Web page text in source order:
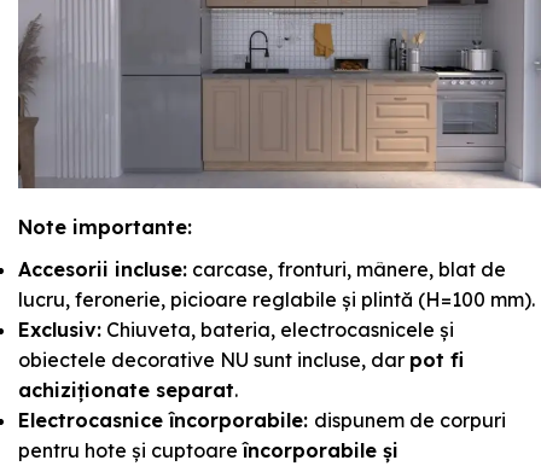
Note importante:
Accesorii incluse: carcase, fronturi, mânere, blat de
lucru, feronerie, picioare reglabile și plintă (H=100 mm).
Exclusiv: Chiuveta, bateria, electrocasnicele și
obiectele decorative NU sunt incluse, dar pot fi
achiziționate separat.
Electrocasnice încorporabile: dispunem de corpuri
pentru hote și cuptoareîncorporabile și